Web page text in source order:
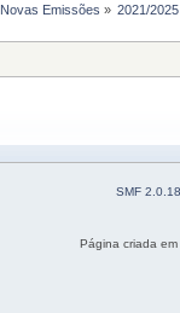
Novas Emissões » 2021/2025
SMF 2.0.18
Página criada